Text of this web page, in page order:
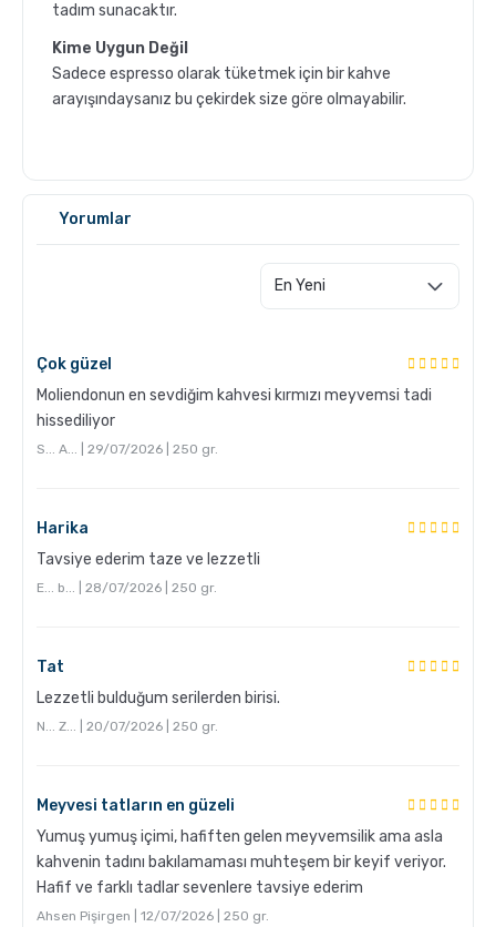
tadım sunacaktır.
Kime Uygun Değil
Sadece espresso olarak tüketmek için bir kahve
arayışındaysanız bu çekirdek size göre olmayabilir.
Grosche Aberdeen Tritan Demlik Nasıl Temizlenir?
Yorumlar
Çok güzel
Moliendonun en sevdiğim kahvesi kırmızı meyvemsi tadi
hissediliyor
S... A... | 29/07/2026 | 250 gr.
Harika
Tavsiye ederim taze ve lezzetli
E... b... | 28/07/2026 | 250 gr.
Tat
Lezzetli bulduğum serilerden birisi.
N... Z... | 20/07/2026 | 250 gr.
Meyvesi tatların en güzeli
Yumuş yumuş içimi, hafiften gelen meyvemsilik ama asla
kahvenin tadını bakılamaması muhteşem bir keyif veriyor.
Hafif ve farklı tadlar sevenlere tavsiye ederim
Ahsen Pişirgen | 12/07/2026 | 250 gr.